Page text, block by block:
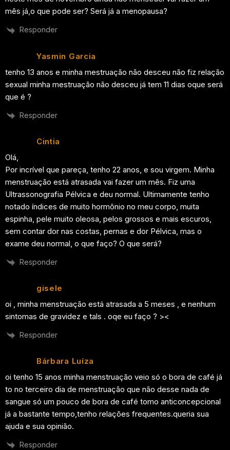
mês já,o que pode ser? Será já a menopausa?
Responder
Yasmin Garcia
tenho 13 anos e minha mestruação não desceu não fiz relação
sexual minha mestruação não desceu já tem 11 dias oque será
que é ?
Responder
Cintia
Olá,
Por incrível que pareça, tenho 22 anos, e sou virgem. Minha
menstruação está atrasada vai fazer um mês. Fiz uma
Ultrassonografia Pélvica e deu normal. Ultimamente tenho
notado índices de muito hormônio no meu corpo, muita
espinha, pele muito oleosa, pelos grossos e mais escuros,
sem contar dor nas costas, pernas e dor Pélvica, mas o
exame deu normal, o que faço? O que será?
Responder
gisele
oi , minha menstruação está atrasada a 5 meses , e nenhum
sintomas de gravidez e tals . oqe eu faço ? ><
Responder
Bárbara Luíza
oi tenho 15 anos minha menstruação veio só o bora de café já
to no terceiro dia de menstruação que não desse nada de
sangue só um pouco de bora de café tomo anticoncepcional
já a bastante tempo,tenho relações frequentes.queria sua
ajuda e sua opinião.
Responder